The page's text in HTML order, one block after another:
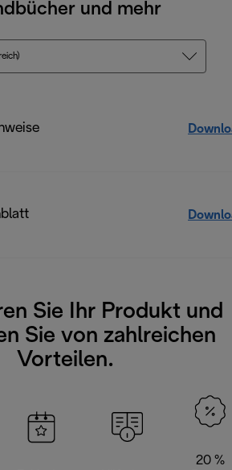
und mehr
Sie Ihr Produkt und
Sie von zahlreichen
Vorteilen.
20 %